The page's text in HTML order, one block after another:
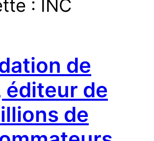
: INC
de
éditeur de
de